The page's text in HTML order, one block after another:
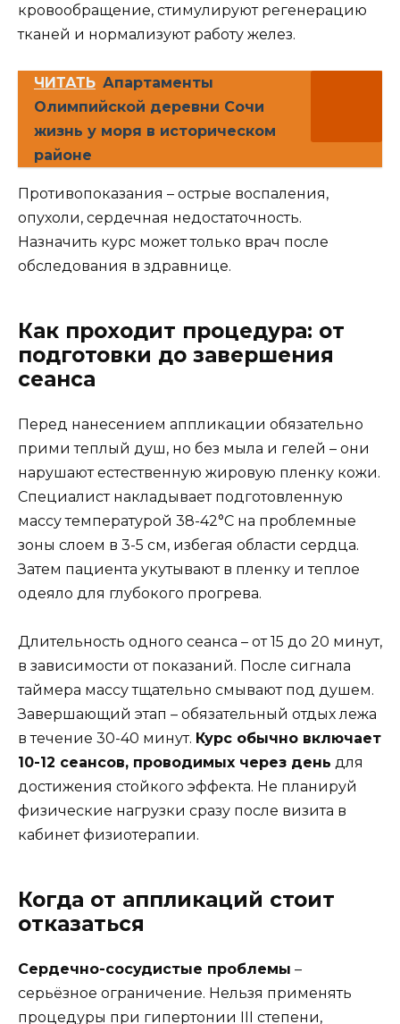
кровообращение, стимулируют регенерацию
тканей и нормализуют работу желез.
ЧИТАТЬ Апартаменты
Олимпийской деревни Сочи
жизнь у моря в историческом
районе
Противопоказания – острые воспаления,
опухоли, сердечная недостаточность.
Назначить курс может только врач после
обследования в здравнице.
Как проходит процедура: от
подготовки до завершения
сеанса
Перед нанесением аппликации обязательно
прими теплый душ, но без мыла и гелей – они
нарушают естественную жировую пленку кожи.
Специалист накладывает подготовленную
массу температурой 38-42°C на проблемные
зоны слоем в 3-5 см, избегая области сердца.
Затем пациента укутывают в пленку и теплое
одеяло для глубокого прогрева.
Длительность одного сеанса – от 15 до 20 минут,
в зависимости от показаний. После сигнала
таймера массу тщательно смывают под душем.
Завершающий этап – обязательный отдых лежа
в течение 30-40 минут. Курс обычно включает
10-12 сеансов, проводимых через день для
достижения стойкого эффекта. Не планируй
физические нагрузки сразу после визита в
кабинет физиотерапии.
Когда от аппликаций стоит
отказаться
Сердечно-сосудистые проблемы –
серьёзное ограничение. Нельзя применять
процедуры при гипертонии III степени,